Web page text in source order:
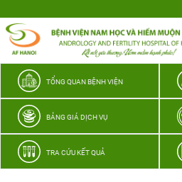
thương
TỔNG QUAN BỆNH VIỆN
BẢNG GIÁ DỊCH VỤ
TRA CỨU KẾT QUẢ